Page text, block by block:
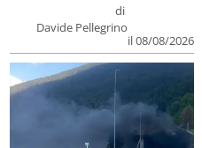
di
Davide Pellegrino
il 08/08/2026